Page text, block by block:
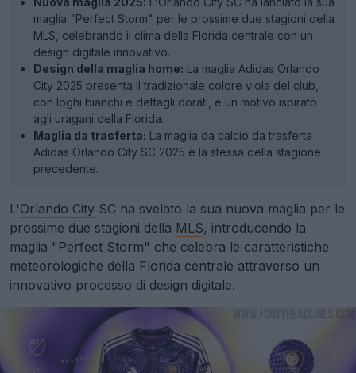
maglia "Perfect Storm" per le prossime due stagioni della
MLS, celebrando il clima della Florida centrale con un
design digitale innovativo.
Design della maglia home: La maglia Adidas Orlando
City 2025 presenta il tradizionale colore viola del club,
con loghi bianchi e dettagli dorati, e un motivo ispirato
agli uragani della Florida.
Maglia da trasferta: La maglia da calcio da trasferta
Adidas Orlando City SC 2025 è la stessa della stagione
precedente.
L'Orlando City SC ha svelato la sua nuova maglia per le
prossime due stagioni della MLS, introducendo la
maglia "Perfect Storm" che celebra le caratteristiche
meteorologiche della Florida centrale attraverso un
innovativo processo di design digitale.